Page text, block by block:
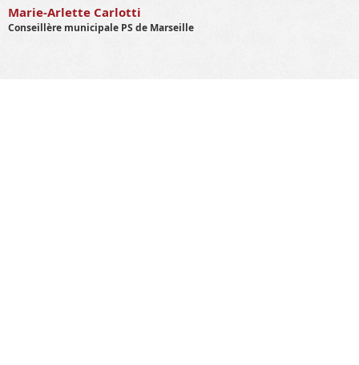
Marie-Arlette Carlotti
Conseillère municipale PS de Marseille